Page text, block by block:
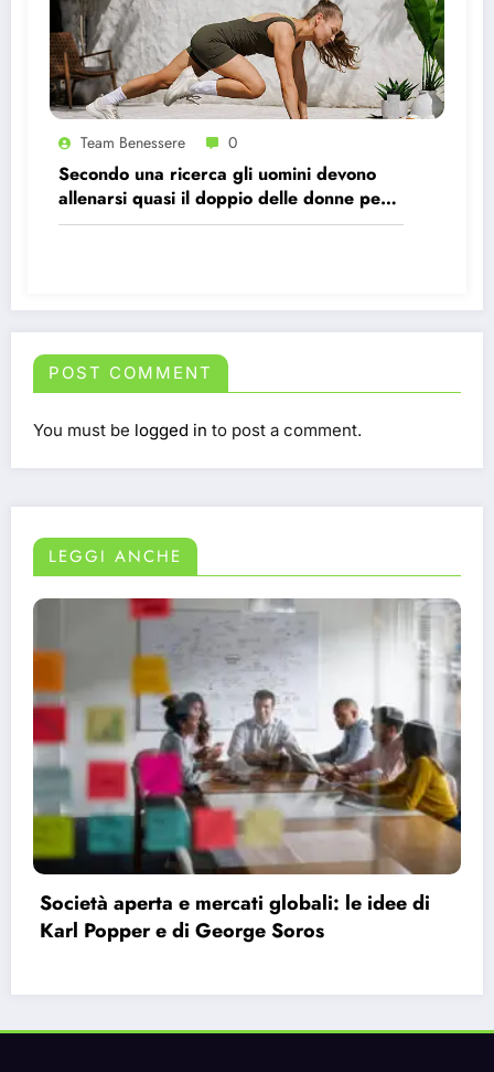
Team Benessere 0
Secondo una ricerca gli uomini devono
allenarsi quasi il doppio delle donne per
avere gli stessi effetti benefici sul cuore
POST COMMENT
You must be logged in to post a comment.
LEGGI ANCHE
Bauman e la modernità liquida: perché ci
sentiamo vuoti nonostante le infinite